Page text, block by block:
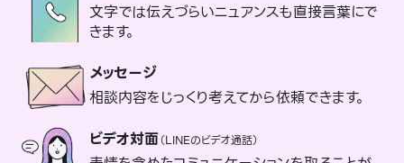
文字では伝えづらいニュアンスも直接言葉にで
きます。
メッセージ
相談内容をじっくり考えてから依頼できます。
ビデオ対面（LINEのビデオ通話）